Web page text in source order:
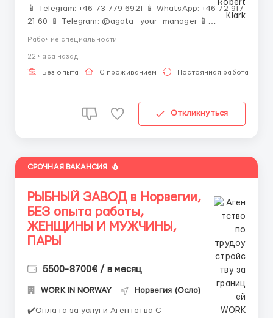
📱 Telegram: +46 73 779 6921 📱 WhatsApp: +46 72 917
21 60 📱 Telegram: @agata_your_manager 📱
Telegram: ‼️ ОБЯЗАТЕЛЬНО ПИШИТЕ ПЕРВЫМИ ‼️
Современное производство • 💰 Высокие зарплаты
Работа на кофе-заводе — стабильность и досто...
Рабочие специальности
22 часа назад
Без опыта С проживанием Постоянная работа
Откликнуться
СРОЧНАЯ ВАКАНСИЯ
РЫБНЫЙ ЗАВОД в Норвегии,
БЕЗ опыта работы,
ЖЕНЩИНЫ И МУЖЧИНЫ,
ПАРЫ
5500-8700€ / в месяц
WORK IN NORWAY Норвегия (Осло)
✔️Оплата за услуги Агентства С